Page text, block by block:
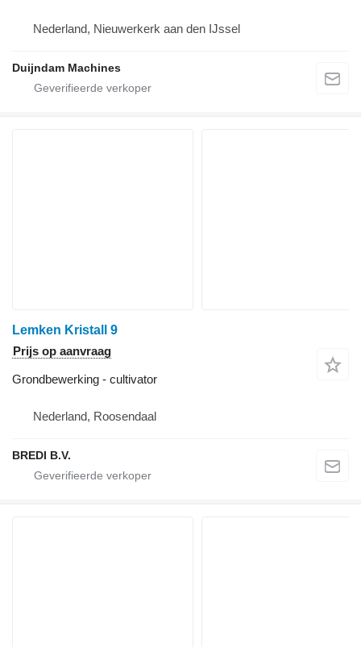
Nederland, Nieuwerkerk aan den IJssel
Duijndam Machines
Lemken Kristall 9
Prijs op aanvraag
Grondbewerking - cultivator
Nederland, Roosendaal
BREDI B.V.